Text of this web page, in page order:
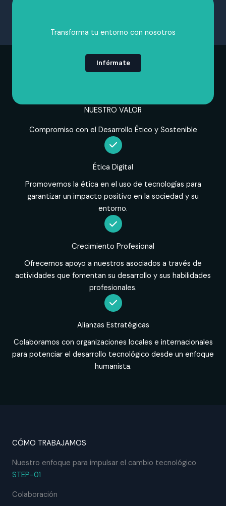
Transforma tu entorno con nosotros
Infórmate
NUESTRO VALOR
Compromiso con el Desarrollo Ético y Sostenible
Ética Digital
Promovemos la ética en el uso de tecnologías para
garantizar un impacto positivo en la sociedad y su
entorno.
Crecimiento Profesional
Ofrecemos apoyo a nuestros asociados a través de
actividades que fomentan su desarrollo y sus habilidades
profesionales.
Alianzas Estratégicas
Colaboramos con organizaciones locales e internacionales
para potenciar el desarrollo tecnológico desde un enfoque
humanista.
CÓMO TRABAJAMOS
Nuestro enfoque para impulsar el cambio tecnológico
STEP-01
Colaboración